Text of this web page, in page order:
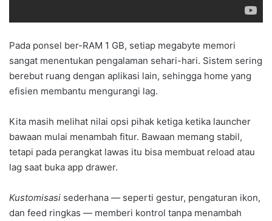
Pada ponsel ber-RAM 1 GB, setiap megabyte memori
sangat menentukan pengalaman sehari-hari. Sistem sering
berebut ruang dengan aplikasi lain, sehingga home yang
efisien membantu mengurangi lag.
Kita masih melihat nilai opsi pihak ketiga ketika launcher
bawaan mulai menambah fitur. Bawaan memang stabil,
tetapi pada perangkat lawas itu bisa membuat reload atau
lag saat buka app drawer.
Kustomisasi sederhana — seperti gestur, pengaturan ikon,
dan feed ringkas — memberi kontrol tanpa menambah